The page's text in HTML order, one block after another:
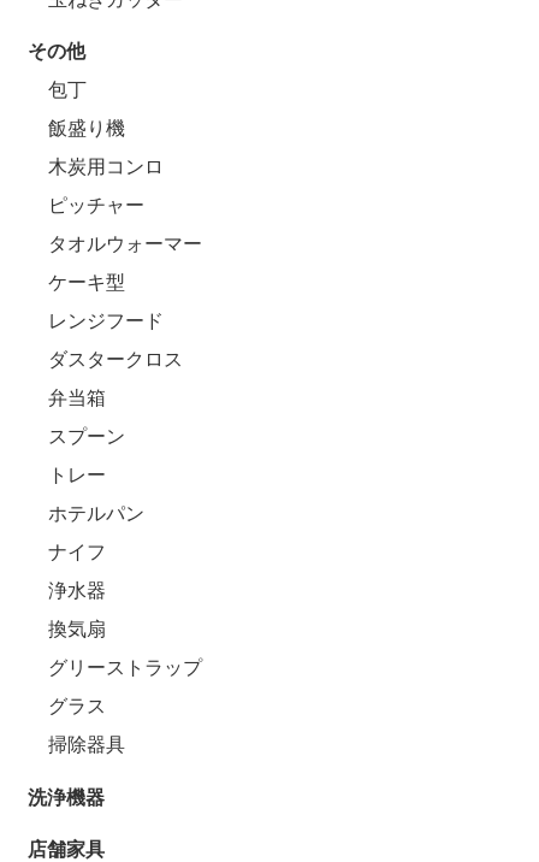
その他
包丁
飯盛り機
木炭用コンロ
ピッチャー
タオルウォーマー
ケーキ型
レンジフード
ダスタークロス
弁当箱
スプーン
トレー
ホテルパン
ナイフ
浄水器
換気扇
グリーストラップ
グラス
掃除器具
洗浄機器
店舗家具